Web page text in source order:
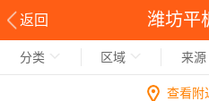
返回 潍坊平
分类 区域 来源
查看附